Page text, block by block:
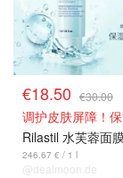
€18.50 €30.00
调护皮肤屏障！保
Rilastil 水芙蓉面
246.67 € / 1 l
@dealmoon.de